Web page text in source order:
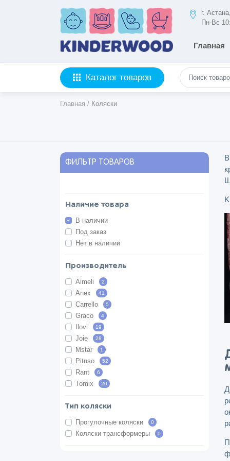
г.
Пн-Вс
Главная
Каталог товаров
Главная / Коляски
ФИЛЬТР ТОВАРОВ
Наличие товара
В наличии
Под заказ
Нет в наличии
Производитель
Aimeli 2
Anex 41
Carrello 5
Graco 4
Ilovi 19
Joie 28
Mstar 1
Pituso 52
Rant 6
Tomix 20
Тип коляски
Прогулочные коляски 0
Коляски-трансформеры 0